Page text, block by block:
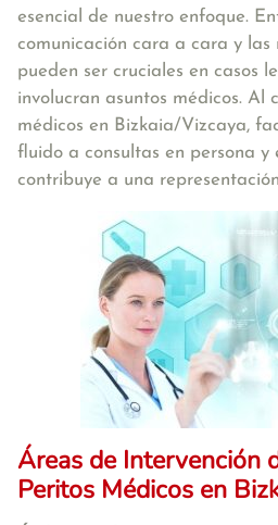
esencial de nuestro enfoque.
comunicación cara a cara y las
pueden ser cruciales en casos
involucran asuntos médicos. Al
médicos en Bizkaia/Vizcaya,
fluido a consultas en persona y
contribuye a una
Áreas de Intervención
Peritos Médicos en